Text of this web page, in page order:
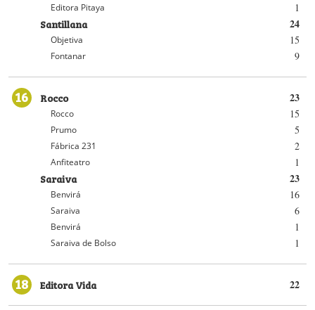
1
Editora Pitaya
24
Santillana
15
Objetiva
9
Fontanar
16 23
Rocco
15
Rocco
5
Prumo
2
Fábrica 231
1
Anfiteatro
23
Saraiva
16
Benvirá
6
Saraiva
1
Benvirá
1
Saraiva de Bolso
18 22
Editora Vida